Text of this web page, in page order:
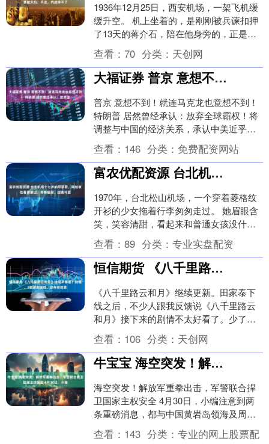
1936年12月25日，西安机场，一架飞机缓
缓升空。 机上坐着的，是刚刚被兵谏扣押
了13天的蒋介石，陪在他身旁的，正是亲
手扣押他的张学良。 没有人知道张学良上
了....
查看： 70 分类： 天创网
大福证券 普京 意想不到！就连马克龙也意想不到！ 特朗普 居然曾经承认：放弃全
普京 意想不到！就连马克龙也意想不到！
特朗普 居然曾经承认：放弃全球霸权！将
调整与中国的经济关系，承认中美近乎平
等！这条表态一出来，国际政坛算是炸开
了锅。 先....
查看： 146 分类： 免费配资网站
富农优配资源 台北机场十七岁的邓丽君，刚结束在香港演出，青春靓丽、甜美可爱
1970年，台北松山机场，一个穿着菱格纹
开衫的少女拖着行李匆匆走过。 她眉眼含
笑，笑容清甜，看起来和普通女孩没什么
两样。 但没人能想到，这个刚刚结束香港
演出、只....
查看： 89 分类： 专业实盘配资
恒信期货 《八千里路云和月》结局不够看？别慌，2部新剧接档，总有你的菜
《八千里路云和月》继续更新。田家泰下
线之后，不少人跟我反馈说《八千里路云
和月》接下来的剧情不太好看了。少了于
和伟，总感觉少了什么。 的确，《八千里
路云和月》这部....
查看： 106 分类： 天创网
牛宝宝 海空突发！解放军重拳出击，军警联合捍卫国家主权安全 4月30日，小编
海空突发！解放军重拳出击，军警联合捍
卫国家主权安全 4月30日，小编注意到两
条重磅消息，都与中国黄岩岛领海及周边
区域有关。一条是解放军南部战区发布
的，南部战区组....
查看： 143 分类： 专业的网上股票配